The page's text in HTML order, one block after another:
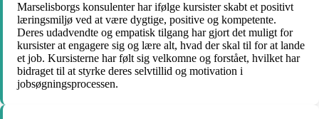
Marselisborgs konsulenter har ifølge kursister skabt et positivt
læringsmiljø ved at være dygtige, positive og kompetente.
Deres udadvendte og empatisk tilgang har gjort det muligt for
kursister at engagere sig og lære alt, hvad der skal til for at lande
et job. Kursisterne har følt sig velkomne og forstået, hvilket har
bidraget til at styrke deres selvtillid og motivation i
jobsøgningsprocessen.